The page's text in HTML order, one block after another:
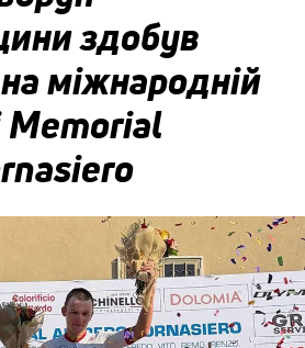
здобув
міжнародній
Memorial